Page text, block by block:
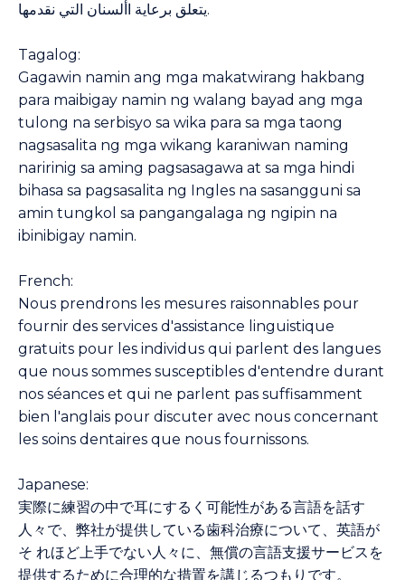
يتعلق برعاية األسنان التي نقدمها.
Tagalog:
Gagawin namin ang mga makatwirang hakbang
para maibigay namin ng walang bayad ang mga
tulong na serbisyo sa wika para sa mga taong
nagsasalita ng mga wikang karaniwan naming
naririnig sa aming pagsasagawa at sa mga hindi
bihasa sa pagsasalita ng Ingles na sasangguni sa
amin tungkol sa pangangalaga ng ngipin na
ibinibigay namin.
French:
Nous prendrons les mesures raisonnables pour
fournir des services d'assistance linguistique
gratuits pour les individus qui parlent des langues
que nous sommes susceptibles d'entendre durant
nos séances et qui ne parlent pas suffisamment
bien l'anglais pour discuter avec nous concernant
les soins dentaires que nous fournissons.
Japanese:
実際に練習の中で耳にするく可能性がある言語を話す
人々で、弊社が提供している歯科治療について、英語が
そ れほど上手でない人々に、無償の言語支援サービスを
提供するために合理的な措置を講じるつもりです。